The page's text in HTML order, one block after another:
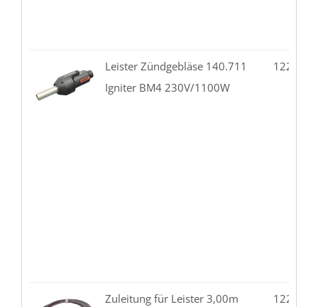
Leister Zündgebläse 140.711
Igniter BM4 230V/1100W
122.10-
Zuleitung für Leister 3,00m 122.10-